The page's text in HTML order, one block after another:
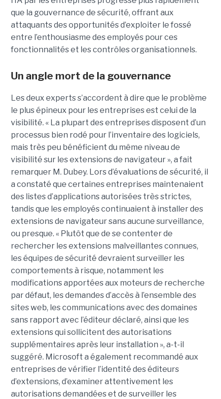
que la gouvernance de sécurité, offrant aux
attaquants des opportunités d’exploiter le fossé
entre l’enthousiasme des employés pour ces
fonctionnalités et les contrôles organisationnels.
Un angle mort de la gouvernance
Les deux experts s’accordent à dire que le problème
le plus épineux pour les entreprises est celui de la
visibilité. « La plupart des entreprises disposent d’un
processus bien rodé pour l’inventaire des logiciels,
mais très peu bénéficient du même niveau de
visibilité sur les extensions de navigateur », a fait
remarquer M. Dubey. Lors d’évaluations de sécurité, il
a constaté que certaines entreprises maintenaient
des listes d’applications autorisées très strictes,
tandis que les employés continuaient à installer des
extensions de navigateur sans aucune surveillance,
ou presque. « Plutôt que de se contenter de
rechercher les extensions malveillantes connues,
les équipes de sécurité devraient surveiller les
comportements à risque, notamment les
modifications apportées aux moteurs de recherche
par défaut, les demandes d’accès à l’ensemble des
sites web, les communications avec des domaines
sans rapport avec l’éditeur déclaré, ainsi que les
extensions qui sollicitent des autorisations
supplémentaires après leur installation », a-t-il
suggéré. Microsoft a également recommandé aux
entreprises de vérifier l’identité des éditeurs
d’extensions, d’examiner attentivement les
autorisations demandées et de surveiller les